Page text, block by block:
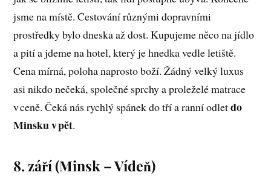
jsme na místě. Cestování různými dopravními
prostředky bylo dneska až dost. Kupujeme něco na jídlo
a pití a jdeme na hotel, který je hnedka vedle letiště.
Cena mírná, poloha naprosto boží. Žádný velký luxus
asi nikdo nečeká, společné sprchy a proleželé matrace
v ceně. Čeká nás rychlý spánek do tří a ranní odletdo
Minsku v pět.
8. září (Minsk – Vídeň)